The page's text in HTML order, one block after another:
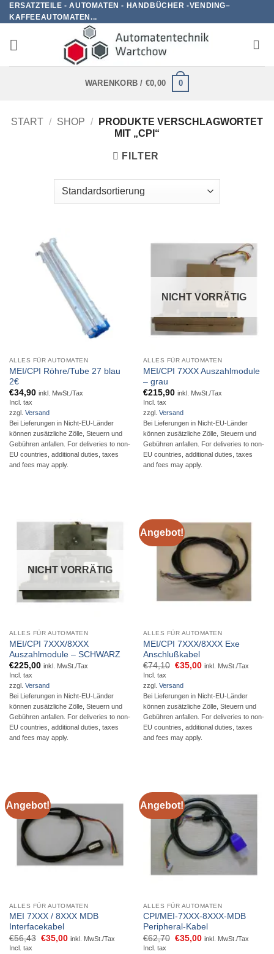
Zum
Inhalt
springen
ERSATZTEILE - AUTOMATEN - HANDBÜCHER -VENDING–
KAFFEEAUTOMATEN...
WARENKORB / €0,00 0
START / SHOP /
PRODUKTE VERSCHLAGWORTET
MIT „CPI“
FILTER
ALLES FÜR AUTOMATEN
MEI/CPI Röhre/Tube 27 blau
2€
€34,90 inkl. MwSt./Tax
Incl. tax
zzgl. Versand
Bei Lieferungen in Nicht-EU-Länder
können zusätzliche Zölle, Steuern und
Gebühren anfallen. For deliveries to non-
EU countries, additional duties, taxes
and fees may apply.
NICHT VORRÄTIG
ALLES FÜR AUTOMATEN
MEI/CPI 7XXX Auszahlmodule
– grau
€215,90 inkl. MwSt./Tax
Incl. tax
zzgl. Versand
Bei Lieferungen in Nicht-EU-Länder
können zusätzliche Zölle, Steuern und
Gebühren anfallen. For deliveries to non-
EU countries, additional duties, taxes
and fees may apply.
NICHT VORRÄTIG
ALLES FÜR AUTOMATEN
MEI/CPI 7XXX/8XXX
Auszahlmodule – SCHWARZ
€225,00 inkl. MwSt./Tax
Incl. tax
zzgl. Versand
Bei Lieferungen in Nicht-EU-Länder
können zusätzliche Zölle, Steuern und
Gebühren anfallen. For deliveries to non-
EU countries, additional duties, taxes
and fees may apply.
Angebot!
ALLES FÜR AUTOMATEN
MEI/CPI 7XXX/8XXX Exe
Anschlußkabel
€74,10 Ursprünglicher
€74,10
€35,00Aktueller
inkl. MwSt./Tax
Incl. tax
zzgl. Versand
Bei Lieferungen in Nicht-EU-Länder
können zusätzliche Zölle, Steuern und
Gebühren anfallen. For deliveries to non-
EU countries, additional duties, taxes
and fees may apply.
Angebot!
ALLES FÜR AUTOMATEN
MEI 7XXX / 8XXX MDB
Interfacekabel
€56,43 Ursprünglicher
€35,00Aktueller
inkl. MwSt./Tax
Incl. tax
Angebot!
ALLES FÜR AUTOMATEN
CPI/MEI-7XXX-8XXX-MDB
Peripheral-Kabel
€62,70 Ursprünglicher
€35,00Aktueller
inkl. MwSt./Tax
Incl. tax